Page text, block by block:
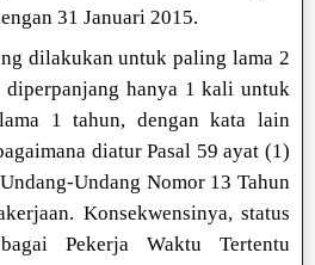
31 Januari 2015.
dilakukan untuk paling lama 2
diperpanjang hanya 1 kali untuk
1 tahun, dengan kata lain
diatur Pasal 59 ayat (1)
Undang Nomor 13 Tahun
Konsekwensinya, status
Pekerja Waktu Tertentu